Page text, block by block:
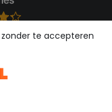
te accepteren